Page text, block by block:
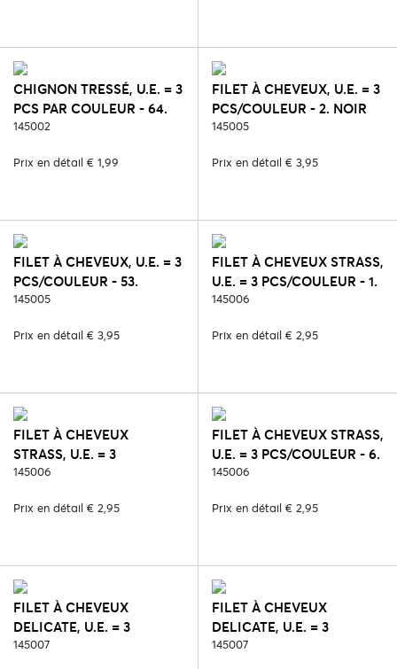
CHIGNON TRESSÉ, U.E. = 3
PCS PAR COULEUR - 64.
BLOND
145002
Prix en détail € 1,99
FILET À CHEVEUX, U.E. = 3
PCS/COULEUR - 2. NOIR
145005
Prix en détail € 3,95
FILET À CHEVEUX, U.E. = 3
PCS/COULEUR - 53.
CREAM
145005
Prix en détail € 3,95
FILET À CHEVEUX STRASS,
U.E. = 3 PCS/COULEUR - 1.
BLANC
145006
Prix en détail € 2,95
FILET À CHEVEUX
STRASS, U.E. = 3
PCS/COULEUR - 2. NOIR
145006
Prix en détail € 2,95
FILET À CHEVEUX STRASS,
U.E. = 3 PCS/COULEUR - 6.
BLEU
145006
Prix en détail € 2,95
FILET À CHEVEUX
DELICATE, U.E. = 3
PCS/COULEUR - 232.
145007
FILET À CHEVEUX
DELICATE, U.E. = 3
PCS/COULEUR - 287.
145007